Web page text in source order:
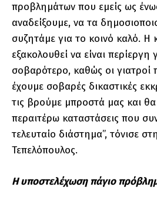
προβλημάτων που εμείς ως
αναδείξουμε, να τα
συζητάμε για το κοινό καλό.
εξακολουθεί να είναι
σοβαρότερο, καθώς οι γιατροί
έχουμε σοβαρές δικαστικές
τις βρούμε μπροστά μας και
περαιτέρω καταστάσεις που
τελευταίο διάστημα’’, τόνισε
Τεπελόπουλος.
Η υποστελέχωση πάγιο